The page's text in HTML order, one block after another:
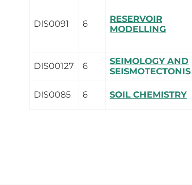
DIS0091 6
RESERVOIR
MODELLING
DIS00127 6
SEIMOLOGY AND
SEISMOTECTONIS
DIS0085 6 SOIL CHEMISTRY